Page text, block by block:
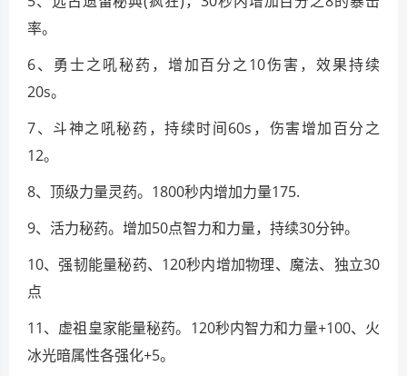
率。
6、勇士之吼秘药，增加百分之10伤害，效果持续
20s。
7、斗神之吼秘药，持续时间60s，伤害增加百分之
12。
8、顶级力量灵药。1800秒内增加力量175.
9、活力秘药。增加50点智力和力量，持续30分钟。
10、强韧能量秘药、120秒内增加物理、魔法、独立30
点
11、虚祖皇家能量秘药。120秒内智力和力量+100、火
冰光暗属性各强化+5。